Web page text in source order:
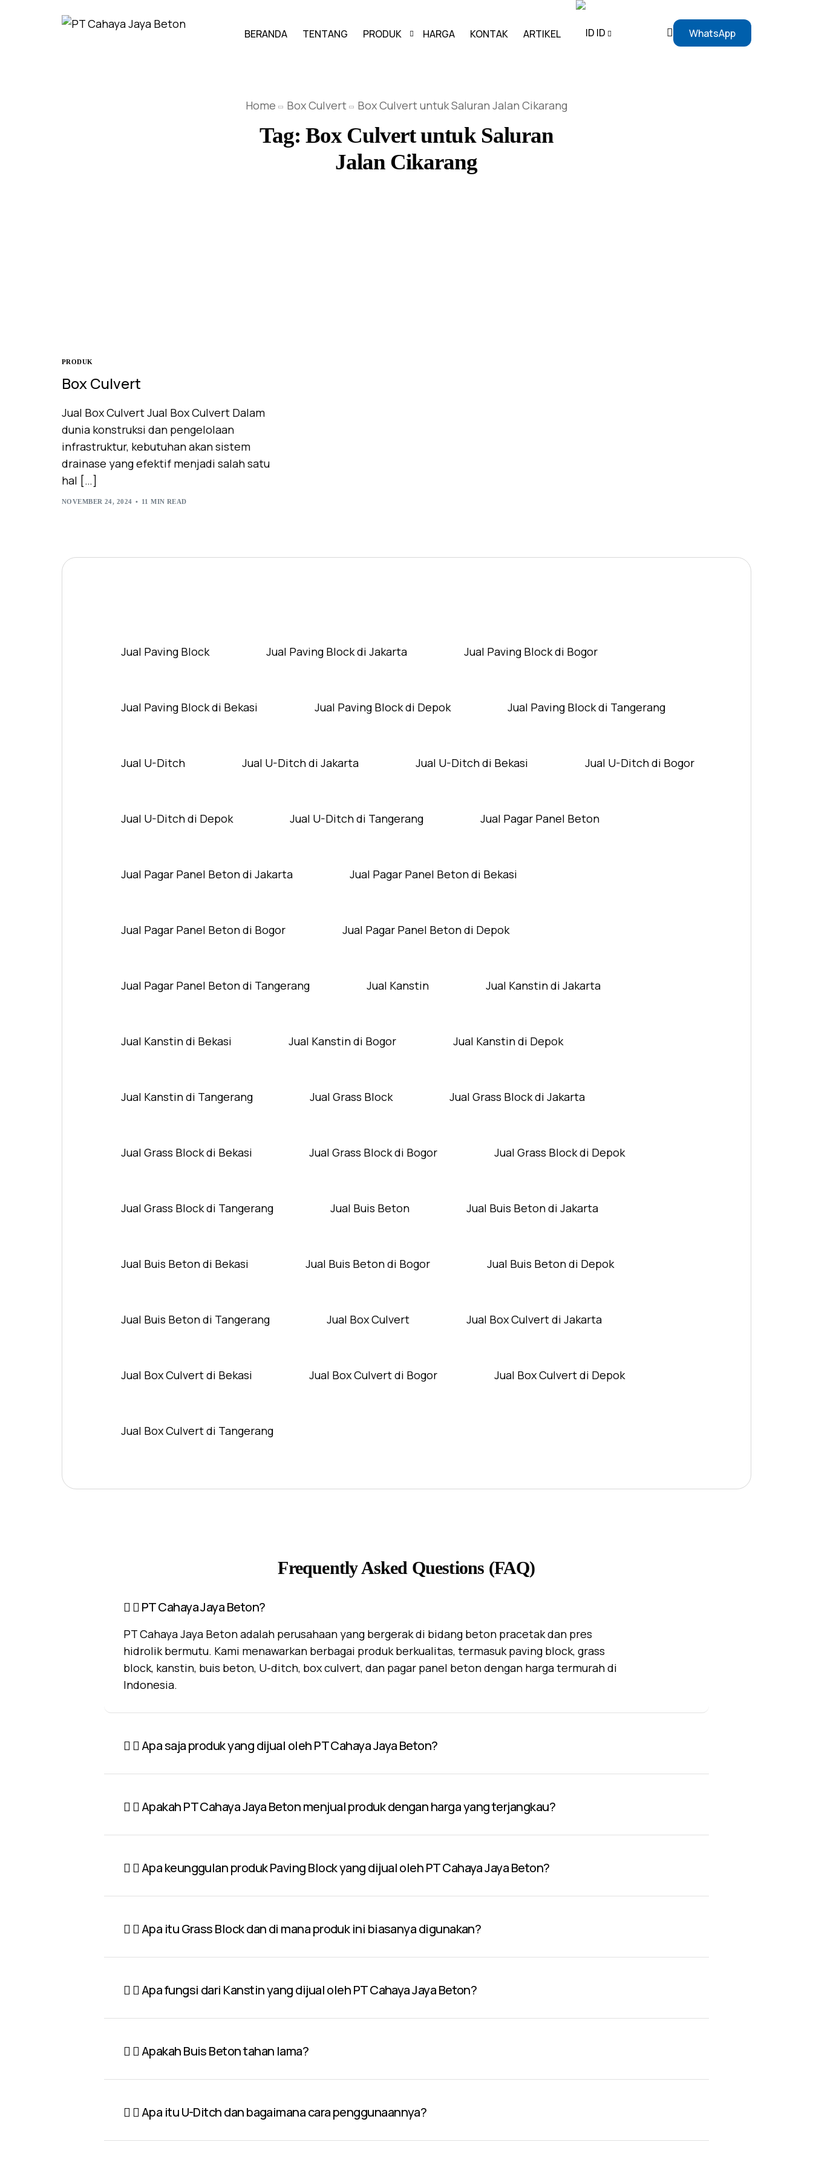
BERANDA TENTANG PRODUK
PAVING BLOCK
GRASS BLOCK
BUIS BETON
HARGA KONTAK ARTIKEL ID WhatsApp
Home Box Culvert Box Culvert untuk Saluran Jalan Cikarang
Tag:Box Culvert untuk Saluran
Jalan Cikarang
PRODUK
Box Culvert
Jual Box Culvert Jual Box Culvert Dalam
dunia konstruksi dan pengelolaan
infrastruktur, kebutuhan akan sistem
drainase yang efektif menjadi salah satu
hal […]
NOVEMBER 24, 2024 11 MIN READ
Jual Paving Block Jual Paving Block di Jakarta Jual Paving Block di Bogor
Jual Paving Block di Bekasi Jual Paving Block di Depok Jual Paving Block di Tangerang
Jual U-Ditch Jual U-Ditch di Jakarta Jual U-Ditch di Bekasi Jual U-Ditch di Bogor
Jual U-Ditch di Depok Jual U-Ditch di Tangerang Jual Pagar Panel Beton
Jual Pagar Panel Beton di Jakarta Jual Pagar Panel Beton di Bekasi
Jual Pagar Panel Beton di Bogor Jual Pagar Panel Beton di Depok
Jual Pagar Panel Beton di Tangerang Jual Kanstin Jual Kanstin di Jakarta
Jual Kanstin di Bekasi Jual Kanstin di Bogor Jual Kanstin di Depok
Jual Kanstin di Tangerang Jual Grass Block Jual Grass Block di Jakarta
Jual Grass Block di Bekasi Jual Grass Block di Bogor Jual Grass Block di Depok
Jual Grass Block di Tangerang Jual Buis Beton Jual Buis Beton di Jakarta
Jual Buis Beton di Bekasi Jual Buis Beton di Bogor Jual Buis Beton di Depok
Jual Buis Beton di Tangerang Jual Box Culvert Jual Box Culvert di Jakarta
Jual Box Culvert di Bekasi Jual Box Culvert di Bogor Jual Box Culvert di Depok
Jual Box Culvert di Tangerang
Frequently Asked Questions (FAQ)
PT Cahaya Jaya Beton?
PT Cahaya Jaya Beton adalah perusahaan yang bergerak di bidang beton pracetak dan pres
hidrolik bermutu. Kami menawarkan berbagai produk berkualitas, termasuk paving block, grass
block, kanstin, buis beton, U-ditch, box culvert, dan pagar panel beton dengan harga termurah di
Indonesia.
Apa saja produk yang dijual oleh PT Cahaya Jaya Beton?
Apakah PT Cahaya Jaya Beton menjual produk dengan harga yang terjangkau?
Apa keunggulan produk Paving Block yang dijual oleh PT Cahaya Jaya Beton?
Apa itu Grass Block dan di mana produk ini biasanya digunakan?
Apa fungsi dari Kanstin yang dijual oleh PT Cahaya Jaya Beton?
Apakah Buis Beton tahan lama?
Apa itu U-Ditch dan bagaimana cara penggunaannya?